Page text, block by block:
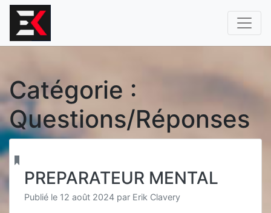
Aller
contenu
Catégorie :
Questions/Réponses
PREPARATEUR MENTAL
Publié le 12 août 2024 par Erik Clavery